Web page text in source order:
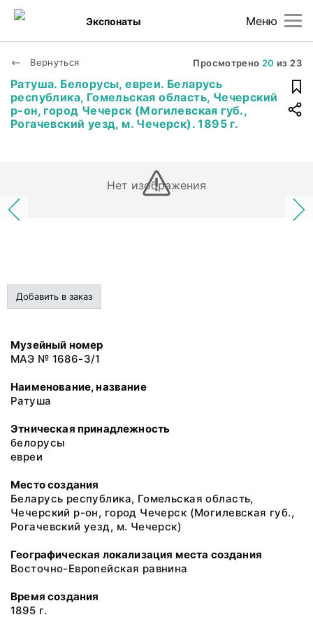
Меню
Экспонаты
Вернуться Просмотрено 20 из 23
Ратуша. Белорусы, евреи. Беларусь
республика, Гомельская область, Чечерский
р-он, город Чечерск (Могилевская губ.,
Рогачевский уезд, м. Чечерск). 1895 г.
Нет изображения
Добавить в заказ
Музейный номер
МАЭ № 1686-3/1
Наименование, название
Ратуша
Этническая принадлежность
белорусы
евреи
Место создания
Беларусь республика, Гомельская область,
Чечерский р-он, город Чечерск (Могилевская губ.,
Рогачевский уезд, м. Чечерск)
Географическая локализация места создания
Восточно-Европейская равнина
Время создания
1895 г.